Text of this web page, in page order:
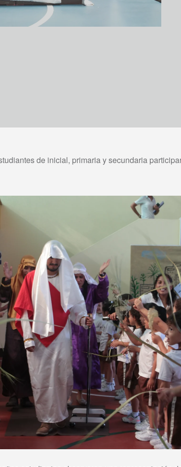
de inicial, primaria y secundaria